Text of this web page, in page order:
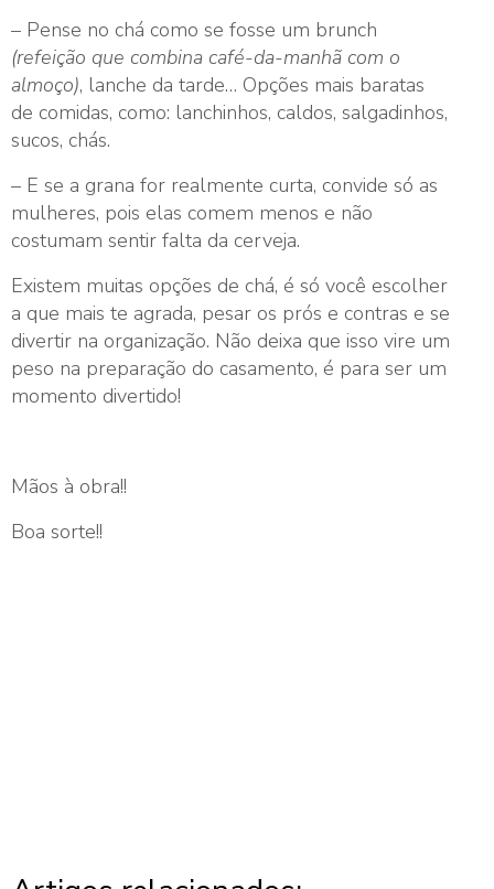
– Pense no chá como se fosse um brunch
(refeição que combina café-da-manhã com o
almoço), lanche da tarde… Opções mais baratas
de comidas, como: lanchinhos, caldos, salgadinhos,
sucos, chás.
– E se a grana for realmente curta, convide só as
mulheres, pois elas comem menos e não
costumam sentir falta da cerveja.
Existem muitas opções de chá, é só você escolher
a que mais te agrada, pesar os prós e contras e se
divertir na organização. Não deixa que isso vire um
peso na preparação do casamento, é para ser um
momento divertido!
Mãos à obra!!
Boa sorte!!